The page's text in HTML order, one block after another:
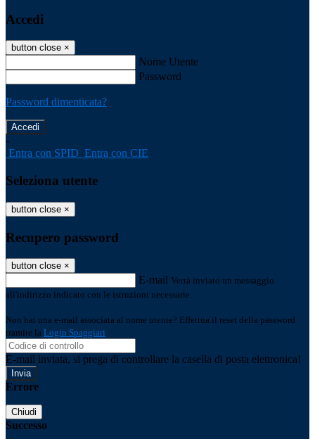
Accedi
button close ×
Nome Utente
Password
Password dimenticata?
-
Entra con SPID Entra con CIE
Seleziona utente
button close ×
Recupero password
button close ×
E-mail Verrà inviato un messaggio
all'indirizzo indicato con le istruzioni necessarie.
Non hai una e-mail associata al nome utente? Effettua il reset della password
tramite la Login Spaggiari
E-mail inviata, si prega di controllare la casella di posta elettronica!
Errore
Chiudi
Successo